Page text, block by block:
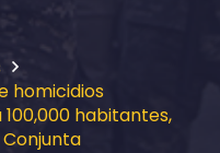
homicidios
habitantes,